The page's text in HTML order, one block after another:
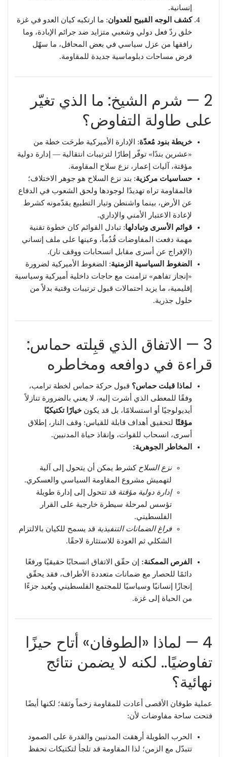
إنسانية.
كشف الوجه القبيح للعدوان: ما ارتكبه كيان العدو في غزة
خلق ردّ فعل دولي وشعبي متزايد ضد جرائم الإبادة، وما
رافقها من عزل سياسي في بعض المحافل، ما سهّل
فرض مساحات دبلوماسية جديدة للمقاومة.
2 — شرم الشيخ: ما الذي تغيّر
على طاولة التفاوض؟
خريطة بنود مُعدّة: الإدارة الأميركية طرحَت خطة من
«عشرين بندًا» توفّر إطارًا لترتيبات انتقالية — إدارة دولية
مؤقتة، آليات إعمار، نزع سلاح المقاومة.
حساسيات مركزية: بند نزع السلاح هو جوهر الاختلاف؛
فالمقاومة تراه تهديدًا لوجودها ولحق الشعوب في الدفاع
عن الأرض، بينما واشنطن وتيار التطبيع يقدّمونه كشرط
لإعادة الاعتبار الأمني والإداري.
قوائم الأسرى وتبادلها: تبادل القوائم كان خطوة تقنية
مهمة دفعت المفاوضات قُدُماً، وعينها على ملف إنساني
(الإفراج عن أسرى مقابل انسحابات ووقف نار).
الضغوط السياسية الزمنية: الضغوط الأميركية لضرورة
«إنجاز تفاهم» تزامنت مع حاجات داخلية أميركية وسياسية
إقليمية، ما يزيد احتمالات قبول ترتيبات وقتية بدلاً من
حلول جذرية.
3 — الاتفاق الذي قبِلته حماس:
قراءة في دوافعه ومخاطره
لماذا قبلت حماس؟ قبول حركة حماس لخطة ترامب،
وفقًا للمعطى الذي أشرت إليه، لا يعني بالضرورة تنازلاً
أيديولوجيًا أو استسلامًا، بل قد يكون خيارًا تكتيكيًا
مؤقتًا لتحقيق أهداف قابلة للقياس: وقف النار، إطلاق
أسرى، انسحاب للقوات، وإنقاذ حياة المدنيين.
المخاطر الجوهرية:
نزع السلاح كشرط يمكن أن يتحول إلى آلية
لتهميش مشروع المقاومة السياسي والعسكري.
إدارة دولية مؤقتة قد تتحول إلى إدارة طويلة
تؤسس لمرحلة سيطرة خارجية على القرار
الفلسطيني.
فراغ الضمانات التنفيذية قد يسمح للكيان بالالتزام
الشكلي ثم العودة للاستثارة لاحقًا.
الفرص الممكنة: إن حقّق الاتفاق انسحابًا حقيقيًا ورفعًا
دائمًا للحصار مع ضمانات متعددة الأطراف، فقد يحقّق
إنجازًا إنسانيًا وسياسيًا للمجتمع الفلسطيني ويُعيد جزءًا
من الحياة إلى غزة.
4 — لماذا «الطوفان» أتاح حيزًا
تفاوضيًا.. لكنه لا يضمن نتائج
نهائية؟
عملية طوفان الأقصى أعادت للمقاومة زخماً وثقة؛ لكنها أيضًا
فتحت ساحة مفاوضات لأن:
الحرب الطويلة أرهقت المدنيين والقدرة على الصمود
تتبدّل مع الزمن؛ لذا المقاومة قد تلجأ لتكتيكات تحفظ